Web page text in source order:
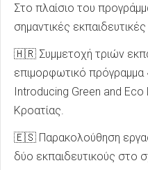
Στο πλαίσιο του
σημαντικές
🇭🇷 Συμμετοχή τριών
επιμορφωτικό πρόγραμμα
Introducing Green and Eco
Κροατίας.
🇪🇸 Παρακολούθηση
δύο εκπαιδευτικούς στο